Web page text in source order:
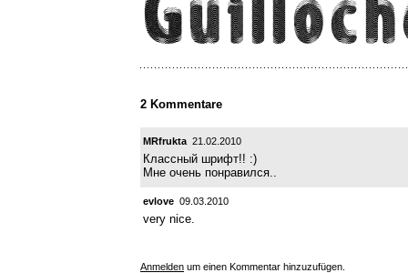
2 Kommentare
MRfrukta 21.02.2010
Классный шрифт!! :)
Мне очень понравился..
evlove 09.03.2010
very nice.
Anmelden um einen Kommentar hinzuzufügen.